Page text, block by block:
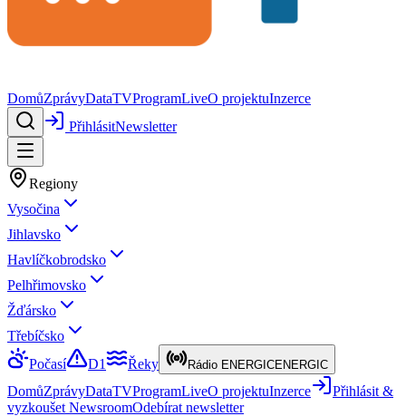
DomůZprávyDataTVProgramLiveO projektuInzerce
PřihlásitNewsletter
Regiony
Vysočina
Jihlavsko
Havlíčkobrodsko
Pelhřimovsko
Žďársko
Třebíčsko
Počasí
D1 Řeky Rádio ENERGICENERGIC
DomůZprávyDataTVProgramLiveO projektuInzerce
Přihlásit &
vyzkoušet NewsroomOdebírat newsletter